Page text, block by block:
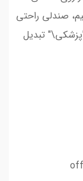
صندلی راحتی
تبدیل